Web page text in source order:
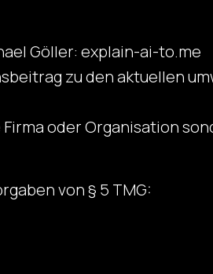
Göller: explain-ai-to.me
zu den aktuellen
oder Organisation
von § 5 TMG: